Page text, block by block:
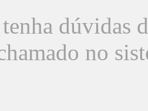
dúvidas
no